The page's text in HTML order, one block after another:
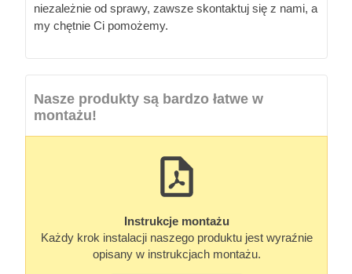
niezależnie od sprawy, zawsze skontaktuj się z nami, a
my chętnie Ci pomożemy.
Nasze produkty są bardzo łatwe w
montażu!
Instrukcje montażu
Każdy krok instalacji naszego produktu jest wyraźnie
opisany w instrukcjach montażu.